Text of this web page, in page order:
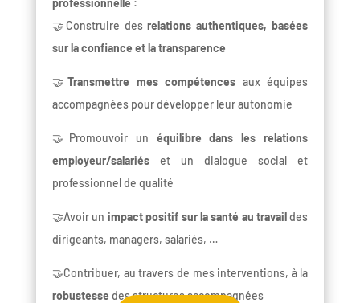
🤝Construire desrelations authentiques, basées
sur la confiance et la transparence
🤝Transmettre mes compétences aux équipes
accompagnées pour développer leur autonomie
🤝Promouvoir un équilibre dans les relations
employeur/salariéset un dialogue social et
professionnel de qualité
🤝Avoir un impact positif sur la santé au travaildes
dirigeants, managers, salariés, …
🤝Contribuer, au travers de mes interventions, à la
robustesse des structures accompagnées